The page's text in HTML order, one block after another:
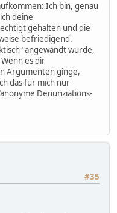
Ich bin, genau
deine
gehalten und die
befriedigend.
angewandt wurde,
es dir
Argumenten ginge,
das für mich nur
Denunziations-
#35